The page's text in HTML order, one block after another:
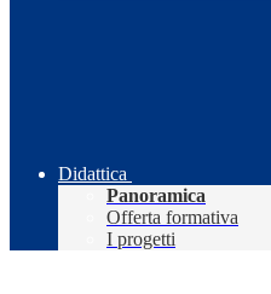
Didattica
Panoramica
Offerta formativa
I progetti